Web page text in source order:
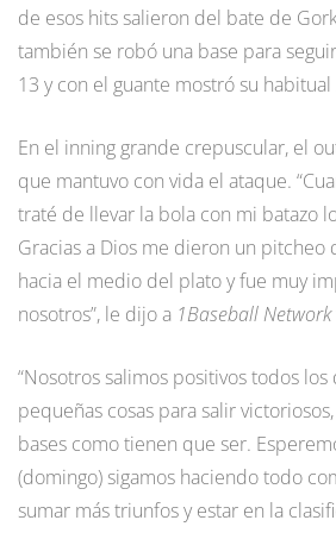
de esos hits salieron del bate de
también se robó una base para
13 y con el guante mostró su
En el inning grande crepuscular, el
que mantuvo con vida el ataque.
traté de llevar la bola con mi batazo
Gracias a Dios me dieron un pitcheo
hacia el medio del plato y fue muy
nosotros”, le dijo a 1Baseball Network
“Nosotros salimos positivos todos
pequeñas cosas para salir
bases como tienen que ser.
(domingo) sigamos haciendo todo
sumar más triunfos y estar en la